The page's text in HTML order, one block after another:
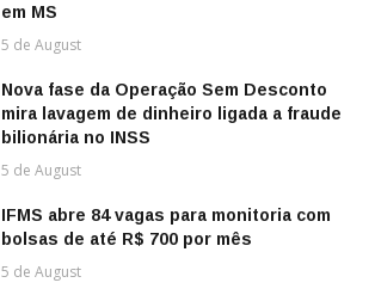
em MS
5 de August
Nova fase da Operação Sem Desconto
mira lavagem de dinheiro ligada a fraude
bilionária no INSS
5 de August
IFMS abre 84 vagas para monitoria com
bolsas de até R$ 700 por mês
5 de August